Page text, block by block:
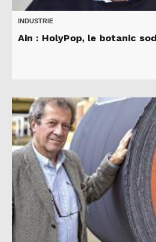
INDUSTRIE
Ain : HolyPop, le botanic